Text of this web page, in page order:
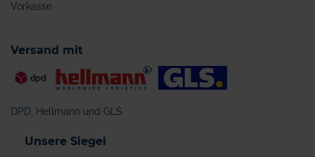
Vorkasse
Versand mit
DPD, Hellmann und GLS
Unsere Siegel